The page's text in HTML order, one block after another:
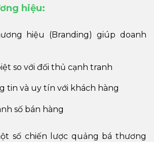
hiệu:
hiệu (Branding) giúp doanh
so với đối thủ cạnh tranh
tin và uy tín với khách hàng
số bán hàng
số chiến lược quảng bá thương